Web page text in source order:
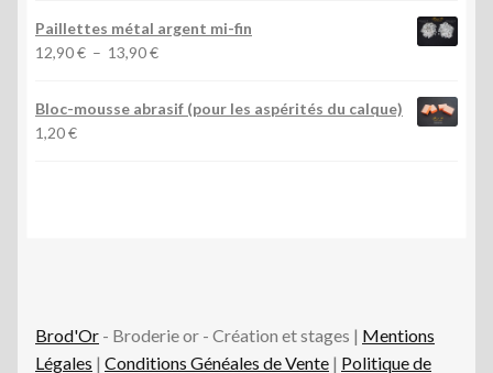
Paillettes métal argent mi-fin
12,90€ – 13,90€Plage
prix :
Bloc-mousse abrasif (pour les aspérités du calque)
1,20€
Brod'Or - Broderie or - Création et stages | Mentions
Légales | Conditions Généales de Vente | Politique de